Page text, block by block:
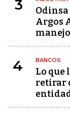
3
Argos
4 BANCOS
Lo que
retirar